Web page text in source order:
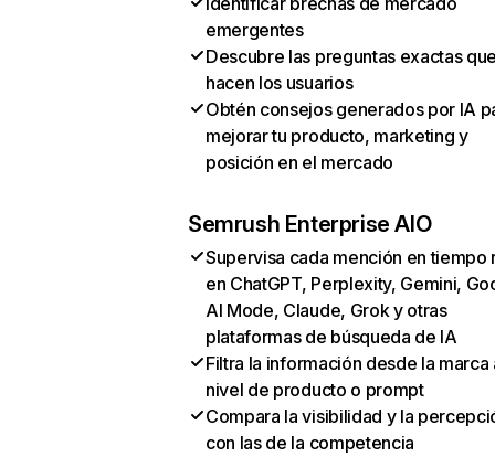
emergentes
Descubre las preguntas exactas
hacen los usuarios
Obtén consejos generados por IA
mejorar tu producto, marketing y
posición en el mercado
Semrush Enterprise AIO
Supervisa cada mención en tiempo
en ChatGPT, Perplexity, Gemini,
AI Mode, Claude, Grok y otras
plataformas de búsqueda de IA
Filtra la información desde la marca
nivel de producto o prompt
Compara la visibilidad y la
con las de la competencia